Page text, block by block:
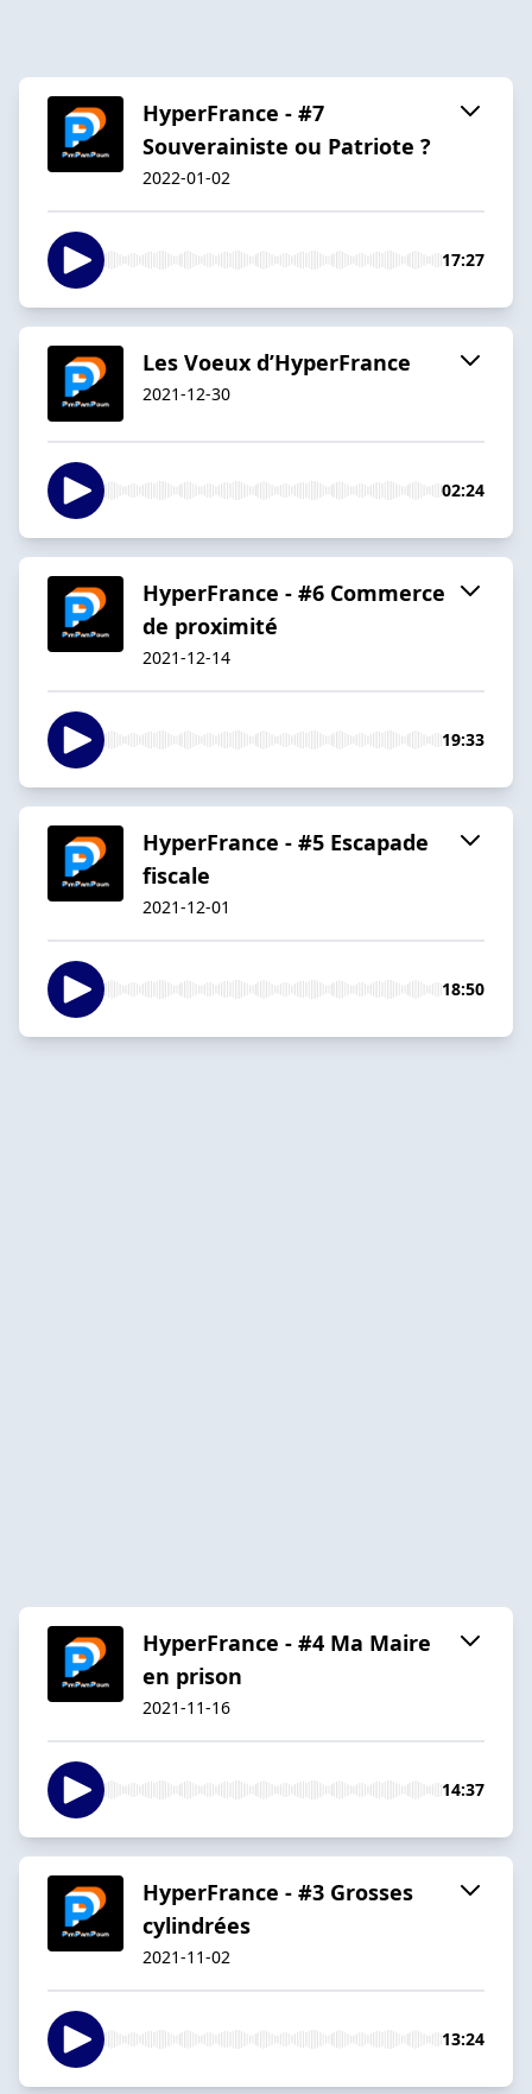
HyperFrance - #7
Souverainiste ou Patriote ?
2022-01-02
17:27
Les Voeux d’HyperFrance
2021-12-30
02:24
HyperFrance - #6 Commerce
de proximité
2021-12-14
19:33
HyperFrance - #5 Escapade
fiscale
2021-12-01
18:50
HyperFrance - #4 Ma Maire
en prison
2021-11-16
14:37
HyperFrance - #3 Grosses
cylindrées
2021-11-02
13:24